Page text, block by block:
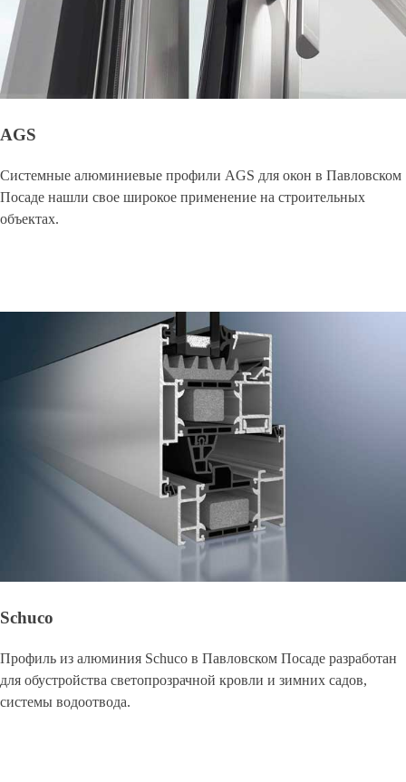
AGS
Системные алюминиевые профили AGS для окон в Павловском
Посаде нашли свое широкое применение на строительных
объектах.
Schuco
Профиль из алюминия Schuco в Павловском Посаде разработан
для обустройства светопрозрачной кровли и зимних садов,
системы водоотвода.